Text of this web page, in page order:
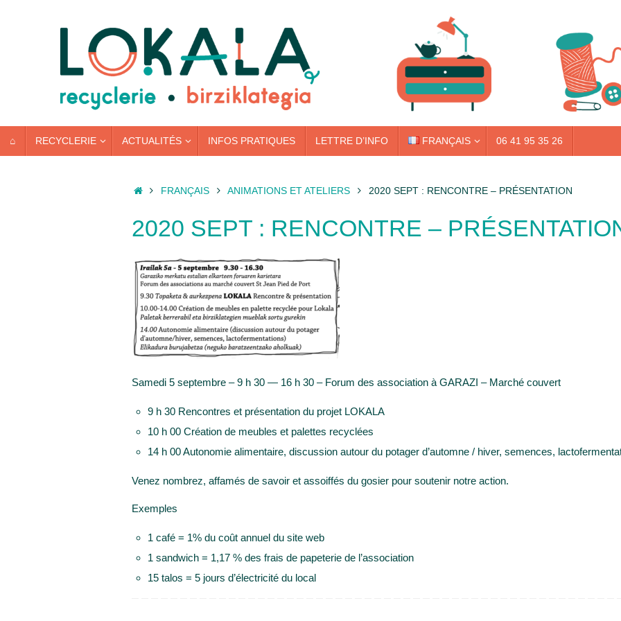
AU
⌂ RECYCLERIE ACTUALITÉS INFOS PRATIQUES LETTRE D’INFO FRANÇAIS 06 41 95 35 26
ACCUEIL
FRANÇAIS ANIMATIONS ET ATELIERS 2020 SEPT : RENCONTRE – PRÉSENTATION
2020 SEPT : RENCONTRE –
Samedi 5 septembre – 9 h 30 — 16 h 30 – Forum des association à GARAZI – Marché couvert
9 h 30 Rencontres et présentation du projet LOKALA
10 h 00 Création de meubles et palettes recyclées
14 h 00 Autonomie alimentaire, discussion autour du potager d’automne / hiver, semences,
Venez nombrez, affamés de savoir et assoiffés du gosier pour soutenir notre action.
Exemples
1 café = 1% du coût annuel du site web
1 sandwich = 1,17 % des frais de papeterie de l’association
15 talos = 5 jours d’électricité du local